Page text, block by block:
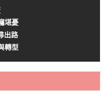
堪憂
出路
轉型